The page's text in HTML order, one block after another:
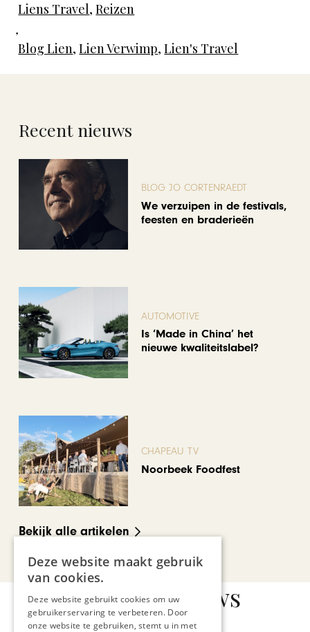
Liens Travel,Reizen
,
Blog Lien,Lien Verwimp,Lien's Travel
Recent nieuws
BLOG JO CORTENRAEDT
We verzuipen in de festivals,
feesten en braderieën
AUTOMOTIVE
Is ‘Made in China’ het
nieuwe kwaliteitslabel?
CHAPEAU TV
Noorbeek Foodfest
Bekijk alle artikelen
Gerelateerd nieuws
Deze website maakt gebruik
van cookies.
Deze website gebruikt cookies om uw
gebruikerservaring te verbeteren. Door
onze website te gebruiken, stemt u in met